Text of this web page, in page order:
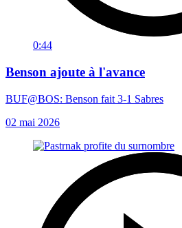
0:44
Benson ajoute à l'avance
BUF@BOS: Benson fait 3-1 Sabres
02 mai 2026